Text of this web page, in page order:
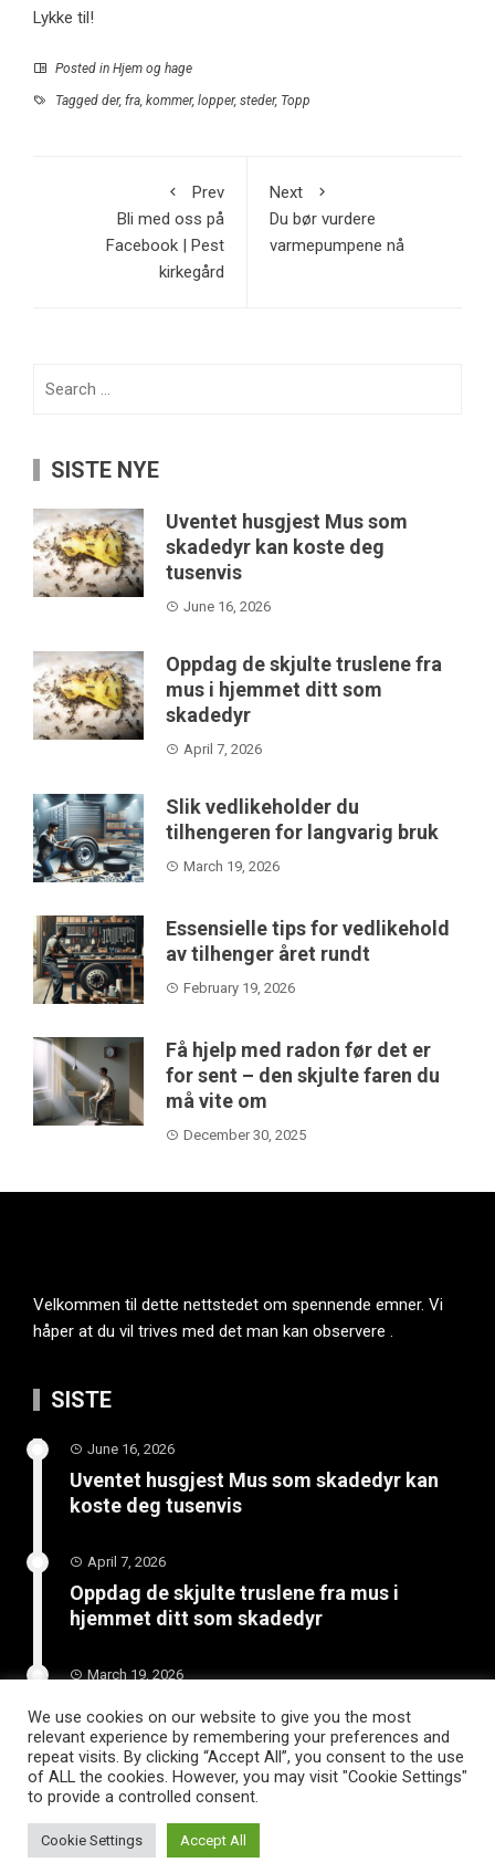
Lykke til!
Posted in Hjem og hage
Tagged der, fra, kommer, lopper, steder, Topp
Prev
Bli med oss ​​på
Facebook | Pest
kirkegård
Next
Du bør vurdere
varmepumpene nå
SISTE NYE
Uventet husgjest Mus som
skadedyr kan koste deg
tusenvis
June 16, 2026
Oppdag de skjulte truslene fra
mus i hjemmet ditt som
skadedyr
April 7, 2026
Slik vedlikeholder du
tilhengeren for langvarig bruk
March 19, 2026
Essensielle tips for vedlikehold
av tilhenger året rundt
February 19, 2026
Få hjelp med radon før det er
for sent – den skjulte faren du
må vite om
December 30, 2025
Velkommen til dette nettstedet om spennende emner. Vi
håper at du vil trives med det man kan observere .
SISTE
June 16, 2026
Uventet husgjest Mus som skadedyr kan
koste deg tusenvis
April 7, 2026
Oppdag de skjulte truslene fra mus i
hjemmet ditt som skadedyr
March 19, 2026
Slik vedlikeholder du tilhengeren for
langvarig bruk
WordPress Theme |Viral
We use cookies on our website to give you the most
relevant experience by remembering your preferences and
repeat visits. By clicking “Accept All”, you consent to the use
of ALL the cookies. However, you may visit "Cookie Settings"
to provide a controlled consent.
Cookie Settings Accept All